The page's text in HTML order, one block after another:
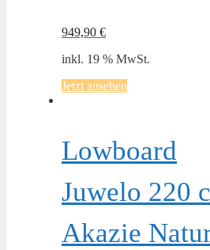
949,90 €
inkl. 19 % MwSt.
Jetzt ansehen
Lowboard
Juwelo 220
Akazie